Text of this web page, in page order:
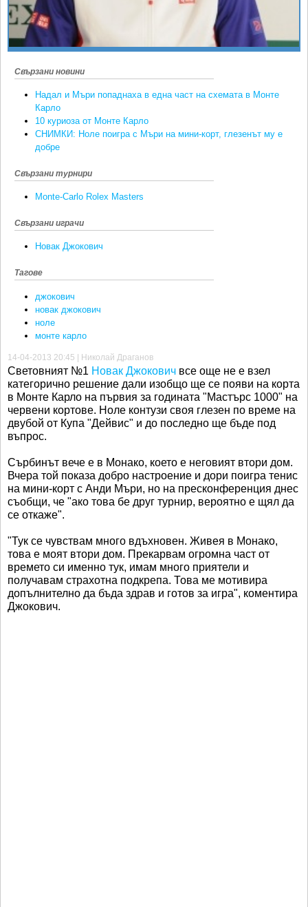
Свързани новини
Надал и Мъри попаднаха в една част на схемата в Монте
Карло
10 куриоза от Монте Карло
СНИМКИ: Ноле поигра с Мъри на мини-корт, глезенът му е
добре
Свързани турнири
Monte-Carlo Rolex Masters
Свързани играчи
Новак Джокович
Тагове
джокович
новак джокович
ноле
монте карло
14-04-2013 20:45 | Николай Драганов
Световният №1 Новак Джокович все още не е взел
категорично решение дали изобщо ще се появи на корта
в Монте Карло на първия за годината "Мастърс 1000" на
червени кортове. Ноле контузи своя глезен по време на
двубой от Купа "Дейвис" и до последно ще бъде под
въпрос.
Сърбинът вече е в Монако, което е неговият втори дом.
Вчера той показа добро настроение и дори поигра тенис
на мини-корт с Анди Мъри, но на пресконференция днес
съобщи, че "ако това бе друг турнир, вероятно е щял да
се откаже".
"Тук се чувствам много вдъхновен. Живея в Монако,
това е моят втори дом. Прекарвам огромна част от
времето си именно тук, имам много приятели и
получавам страхотна подкрепа. Това ме мотивира
допълнително да бъда здрав и готов за игра", коментира
Джокович.